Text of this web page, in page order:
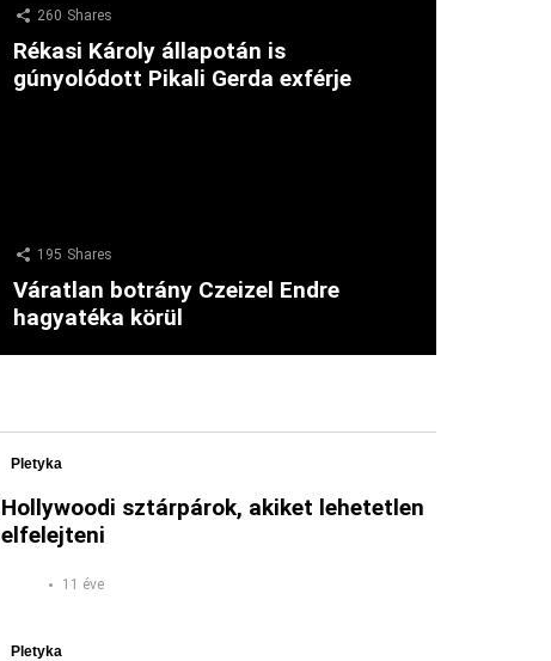
260 Shares
Rékasi Károly állapotán is
gúnyolódott Pikali Gerda exférje
195 Shares
Váratlan botrány Czeizel Endre
hagyatéka körül
Pletyka
Hollywoodi sztárpárok, akiket lehetetlen
elfelejteni
11 éve
Pletyka